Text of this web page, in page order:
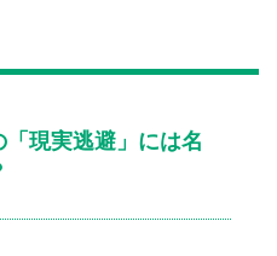
「現実逃避」には名